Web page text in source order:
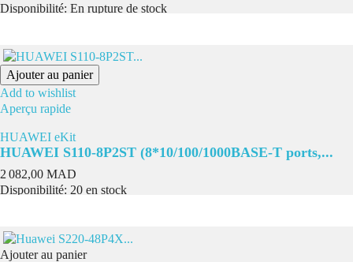
Disponibilité: En rupture de stock
Ajouter au panier
Add to wishlist
Aperçu rapide
HUAWEI eKit
HUAWEI S110-8P2ST (8*10/100/1000BASE-T ports,...
Prix
2 082,00 MAD
Disponibilité: 20 en stock
Ajouter au panier